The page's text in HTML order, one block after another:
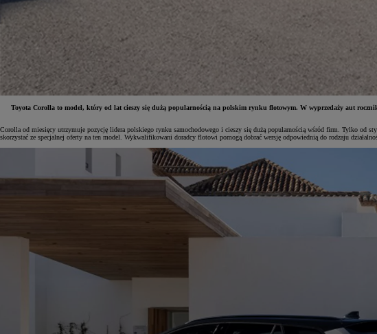
Od81 900 zł
Toyota Corolla to model, który od lat cieszy się dużą popularnością na polskim rynku flotowym. W wyprzedaży aut
Corolla od miesięcy utrzymuje pozycję lidera polskiego rynku samochodowego i cieszy się dużą popularnością wśród firm. Tylko od
skorzystać ze specjalnej oferty na ten model. Wykwalifikowani doradcy flotowi pomogą dobrać wersję odpowiednią do rodzaju